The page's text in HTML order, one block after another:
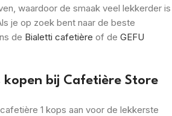
waardoor de smaak veel lekkerder is
je op zoek bent naar de beste
de Bialetti cafetière of de GEFU
kopen bij Cafetière Store
1 kops aan voor de lekkerste